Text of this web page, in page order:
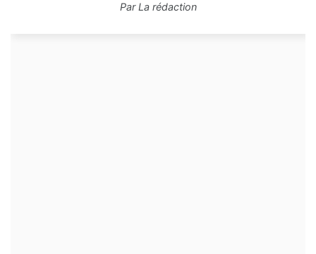
ParLa rédaction